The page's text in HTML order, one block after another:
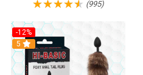
(995)
-12%
Hot
5